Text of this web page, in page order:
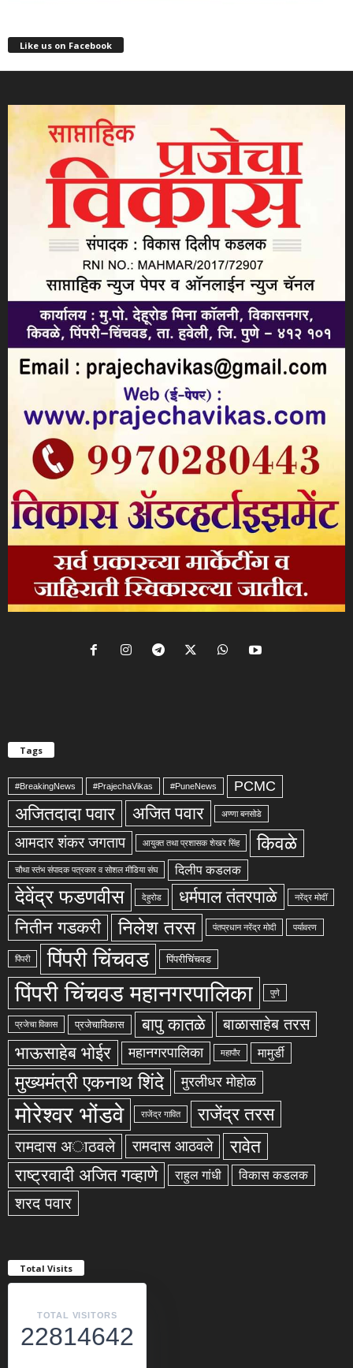
Like us on Facebook
Tags
#BreakingNews #PrajechaVikas #PuneNews PCMC
अजितदादा पवार अजित पवार अण्णा बनसोडे
आमदार शंकर जगताप आयुक्त तथा प्रशासक शेखर सिंह किवळे
चौथा स्तंभ संपादक पत्रकार व सोशल मीडिया संघ दिलीप कडलक
देवेंद्र फडणवीस देहुरोड धर्मपाल तंतरपाळे नरेंद्र मोदीं
नितीन गडकरी निलेश तरस पंतप्रधान नरेंद्र मोदी पर्यावरण
पिंपरी पिंपरी चिंचवड पिंपरीचिंचवड
पिंपरी चिंचवड महानगरपालिका पुणे
प्रजेचा विकास प्रजेचाविकास बापु कातळे बाळासाहेब तरस
भाऊसाहेब भोईर महानगरपालिका महापौर मामुर्डी
मुख्यमंत्री एकनाथ शिंदे मुरलीधर मोहोळ
मोरेश्वर भोंडवे राजेंद्र गावित राजेंद्र तरस
रामदास अाठवले रामदास आठवले रावेत
राष्ट्रवादी अजित गव्हाणे राहुल गांधी विकास कडलक
शरद पवार
Total Visits
TOTAL VISITORS
22814642